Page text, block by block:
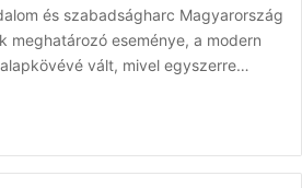
és szabadságharc Magyarország
meghatározó eseménye, a modern
vált, mivel egyszerre…